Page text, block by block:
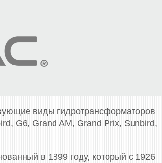
виды гидротрансформаторов
G6, Grand AM, Grand Prix, Sunbird,
в 1899 году, который с 1926